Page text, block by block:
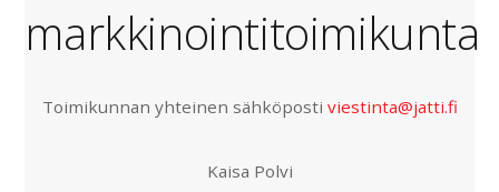
markkinointitoimikunta
Toimikunnan yhteinen sähköposti viestinta@jatti.fi
Kaisa Polvi